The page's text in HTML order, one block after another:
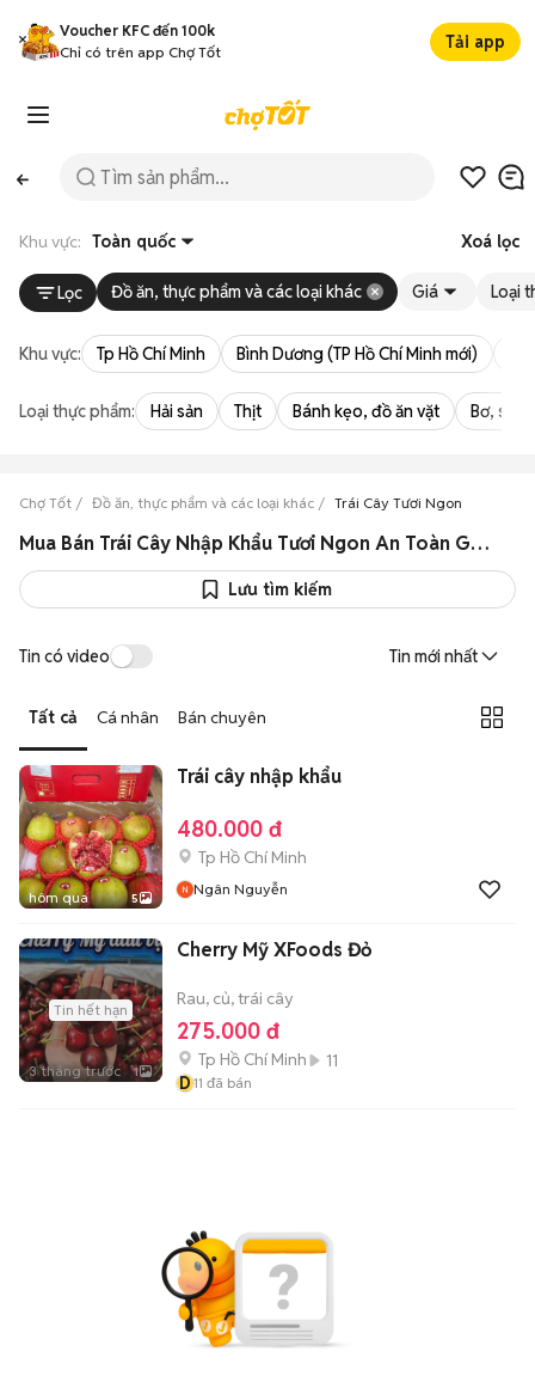
Voucher KFC đến 100k
Chỉ có trên app Chợ Tốt
Tải app
Khu vực: Toàn quốc Xoá lọc
Lọc Đồ ăn, thực phẩm và các loại khác Giá Loại
Khu vực: Tp Hồ Chí Minh Bình Dương (TP Hồ Chí Minh mới)
Loại thực phẩm: Hải sản Thịt Bánh kẹo, đồ ăn vặt Bơ,
Chợ Tốt Đồ ăn, thực phẩm và các loại khác Trái Cây Tươi Ngon
Mua Bán Trái Cây Nhập Khẩu Tươi Ngon An Toàn Giá Rẻ Như Giá Sỉ
Lưu tìm kiếm
Tin có video Tin mới nhất
Tất cả Cá nhân Bán chuyên
hôm qua 5
Trái cây nhập khẩu
480.000 đ
Tp Hồ Chí Minh
Ngân Nguyễn
Tin hết hạn
3 tháng trước 1
Cherry Mỹ XFoods Đỏ
Rau, củ, trái cây
275.000 đ
Tp Hồ Chí Minh
11
D11 đã bán